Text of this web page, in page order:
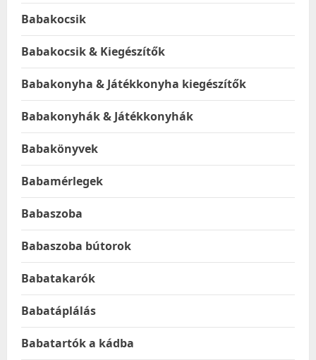
Babakocsik
Babakocsik & Kiegészítők
Babakonyha & Játékkonyha kiegészítők
Babakonyhák & Játékkonyhák
Babakönyvek
Babamérlegek
Babaszoba
Babaszoba bútorok
Babatakarók
Babatáplálás
Babatartók a kádba